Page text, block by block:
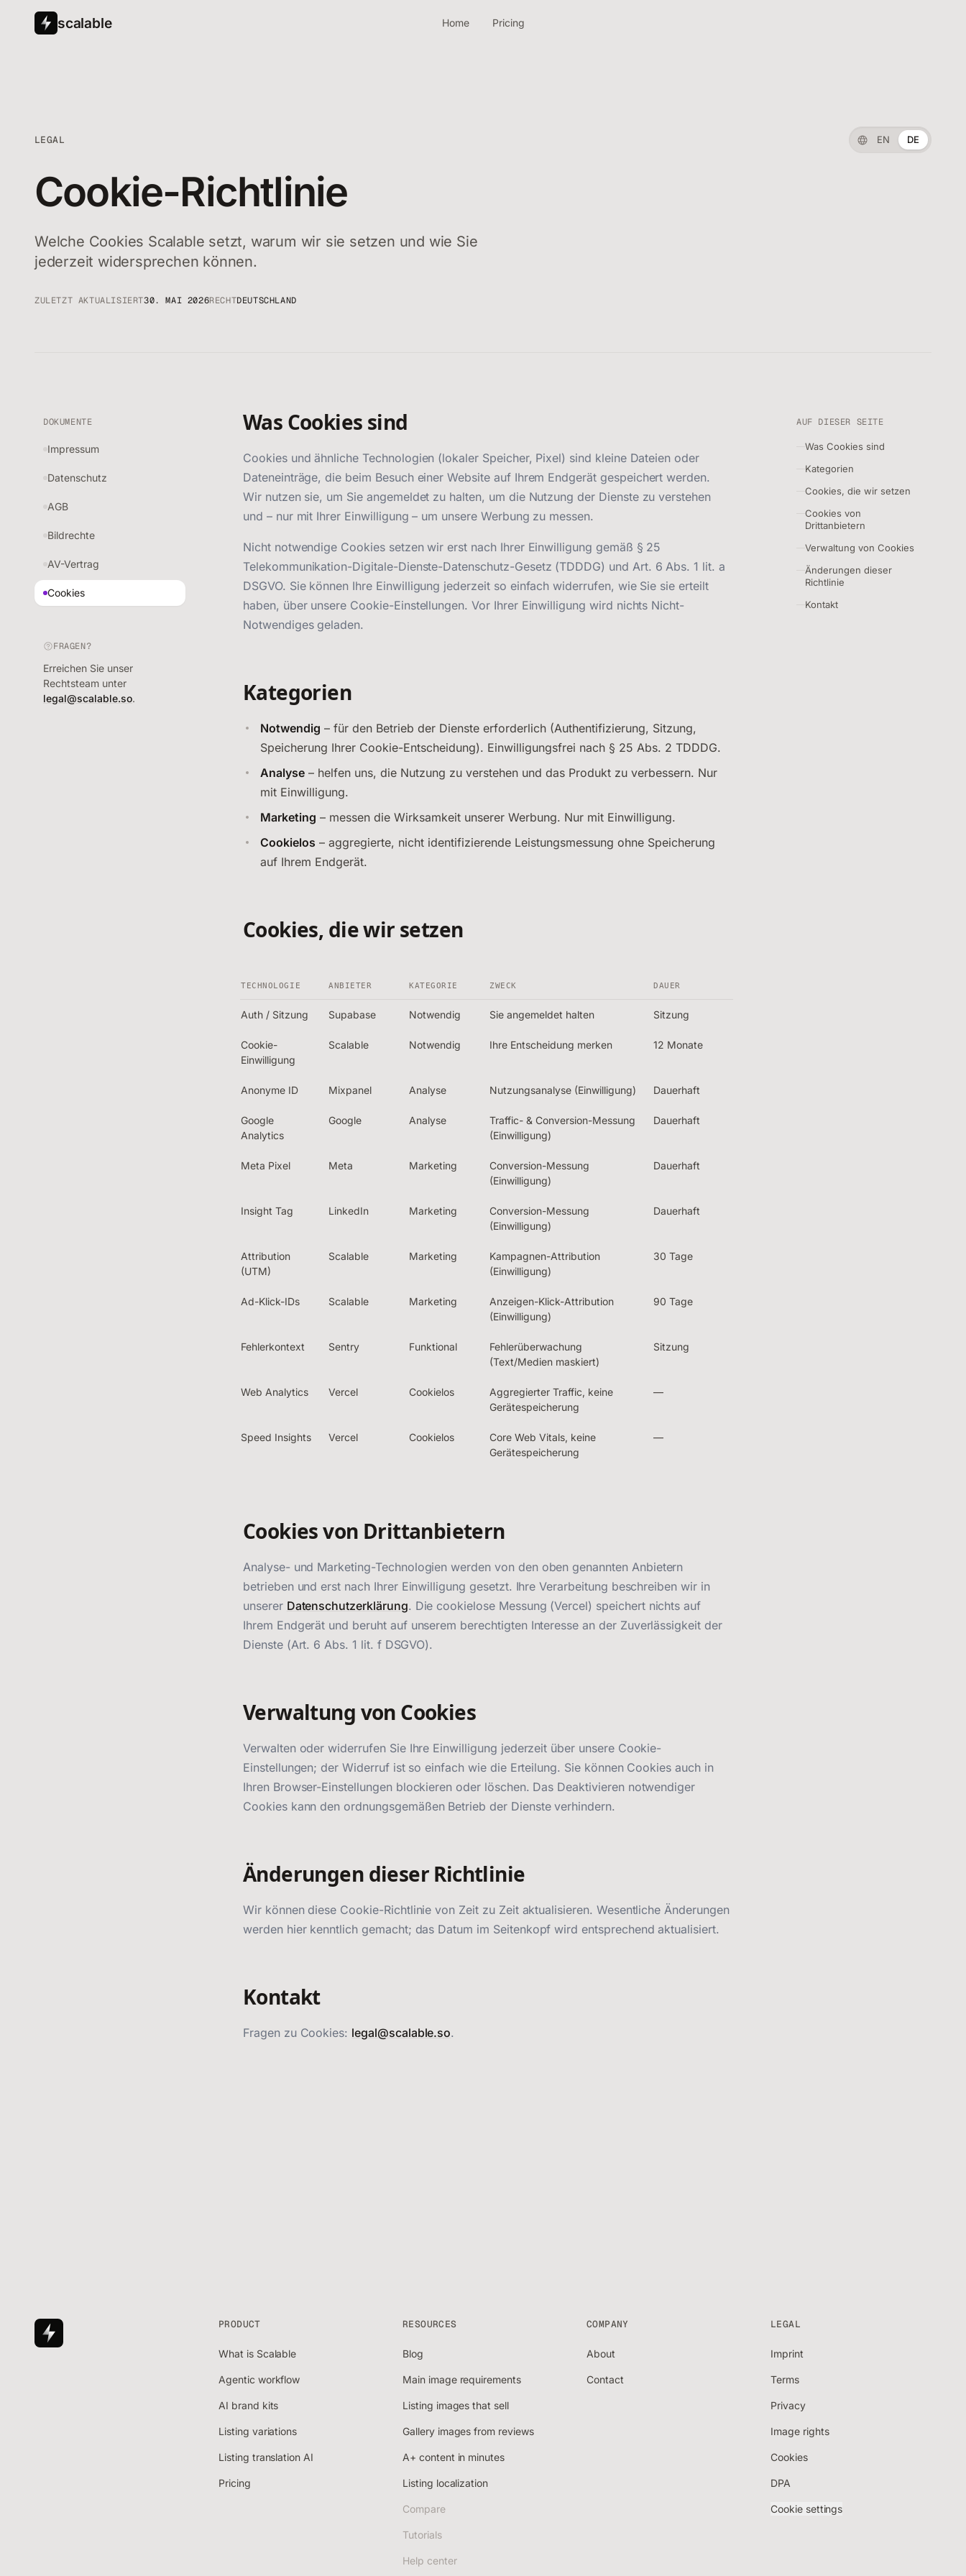
scalable Home Pricing
LEGAL EN DE
Cookie-Richtlinie
Welche Cookies Scalable setzt, warum wir sie setzen und wie Sie
jederzeit widersprechen können.
ZULETZT AKTUALISIERT30. MAI 2026RECHTDEUTSCHLAND
DOKUMENTE
Impressum
Datenschutz
AGB
Bildrechte
AV-Vertrag
Cookies
FRAGEN?
Erreichen Sie unser
Rechtsteam unter
legal@scalable.so.
Was Cookies sind
Cookies und ähnliche Technologien (lokaler Speicher, Pixel) sind kleine Dateien oder
Dateneinträge, die beim Besuch einer Website auf Ihrem Endgerät gespeichert werden.
Wir nutzen sie, um Sie angemeldet zu halten, um die Nutzung der Dienste zu verstehen
und – nur mit Ihrer Einwilligung – um unsere Werbung zu messen.
Nicht notwendige Cookies setzen wir erst nach Ihrer Einwilligung gemäß § 25
Telekommunikation-Digitale-Dienste-Datenschutz-Gesetz (TDDDG) und Art. 6 Abs. 1 lit. a
DSGVO. Sie können Ihre Einwilligung jederzeit so einfach widerrufen, wie Sie sie erteilt
haben, über unsere Cookie-Einstellungen. Vor Ihrer Einwilligung wird nichts Nicht-
Notwendiges geladen.
Kategorien
Notwendig – für den Betrieb der Dienste erforderlich (Authentifizierung, Sitzung,
Speicherung Ihrer Cookie-Entscheidung). Einwilligungsfrei nach § 25 Abs. 2 TDDDG.
Analyse – helfen uns, die Nutzung zu verstehen und das Produkt zu verbessern. Nur
mit Einwilligung.
Marketing – messen die Wirksamkeit unserer Werbung. Nur mit Einwilligung.
Cookielos – aggregierte, nicht identifizierende Leistungsmessung ohne Speicherung
auf Ihrem Endgerät.
Cookies, die wir setzen
TECHNOLOGIE ANBIETER KATEGORIE ZWECK DAUER
Auth / Sitzung Supabase Notwendig Sie angemeldet halten Sitzung
Cookie-
Einwilligung
Scalable Notwendig Ihre Entscheidung merken 12 Monate
Anonyme ID Mixpanel Analyse Nutzungsanalyse (Einwilligung) Dauerhaft
Google
Analytics
Google Analyse
Traffic- & Conversion-Messung
(Einwilligung)
Dauerhaft
Meta Pixel Meta Marketing
Conversion-Messung
(Einwilligung)
Dauerhaft
Insight Tag LinkedIn Marketing
Conversion-Messung
(Einwilligung)
Dauerhaft
Attribution
(UTM)
Scalable Marketing
Kampagnen-Attribution
(Einwilligung)
30 Tage
Ad-Klick-IDs Scalable Marketing
Anzeigen-Klick-Attribution
(Einwilligung)
90 Tage
Fehlerkontext Sentry Funktional
Fehlerüberwachung
(Text/Medien maskiert)
Sitzung
Web Analytics Vercel Cookielos
Aggregierter Traffic, keine
Gerätespeicherung
—
Speed Insights Vercel Cookielos
Core Web Vitals, keine
Gerätespeicherung
—
Cookies von Drittanbietern
Analyse- und Marketing-Technologien werden von den oben genannten Anbietern
betrieben und erst nach Ihrer Einwilligung gesetzt. Ihre Verarbeitung beschreiben wir in
unserer Datenschutzerklärung. Die cookielose Messung (Vercel) speichert nichts auf
Ihrem Endgerät und beruht auf unserem berechtigten Interesse an der Zuverlässigkeit der
Dienste (Art. 6 Abs. 1 lit. f DSGVO).
Verwaltung von Cookies
Verwalten oder widerrufen Sie Ihre Einwilligung jederzeit über unsere Cookie-
Einstellungen; der Widerruf ist so einfach wie die Erteilung. Sie können Cookies auch in
Ihren Browser-Einstellungen blockieren oder löschen. Das Deaktivieren notwendiger
Cookies kann den ordnungsgemäßen Betrieb der Dienste verhindern.
Änderungen dieser Richtlinie
Wir können diese Cookie-Richtlinie von Zeit zu Zeit aktualisieren. Wesentliche Änderungen
werden hier kenntlich gemacht; das Datum im Seitenkopf wird entsprechend aktualisiert.
Kontakt
Fragen zu Cookies: legal@scalable.so.
AUF DIESER SEITE
Was Cookies sind
Kategorien
Cookies, die wir setzen
Cookies von
Drittanbietern
Verwaltung von Cookies
Änderungen dieser
Richtlinie
Kontakt
PRODUCT
What is Scalable
Agentic workflow
AI brand kits
Listing variations
Listing translation AI
Pricing
RESOURCES
Blog
Main image requirements
Listing images that sell
Gallery images from reviews
A+ content in minutes
Listing localization
Compare
Tutorials
Help center
COMPANY
About
Contact
LEGAL
Imprint
Terms
Privacy
Image rights
Cookies
DPA
Cookie settings